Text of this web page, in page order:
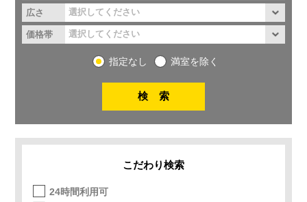
広さ
価格帯
指定なし 満室を除く
こだわり検索
24時間利用可